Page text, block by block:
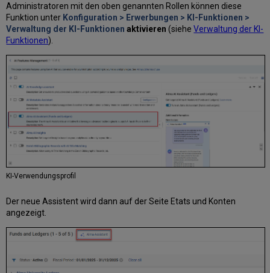
Administratoren mit den oben genannten Rollen können diese
Funktion unter Konfiguration > Erwerbungen > KI-Funktionen >
Verwaltung der KI-Funktionen aktivieren(sieheVerwaltung der KI-
Funktionen).
KI-Verwendungsprofil
Der neue Assistent wird dann auf der Seite Etats und Konten
angezeigt.